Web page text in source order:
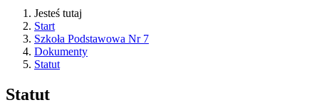
Jesteś tutaj
Start
Szkoła Podstawowa Nr 7
Dokumenty
Statut
Statut